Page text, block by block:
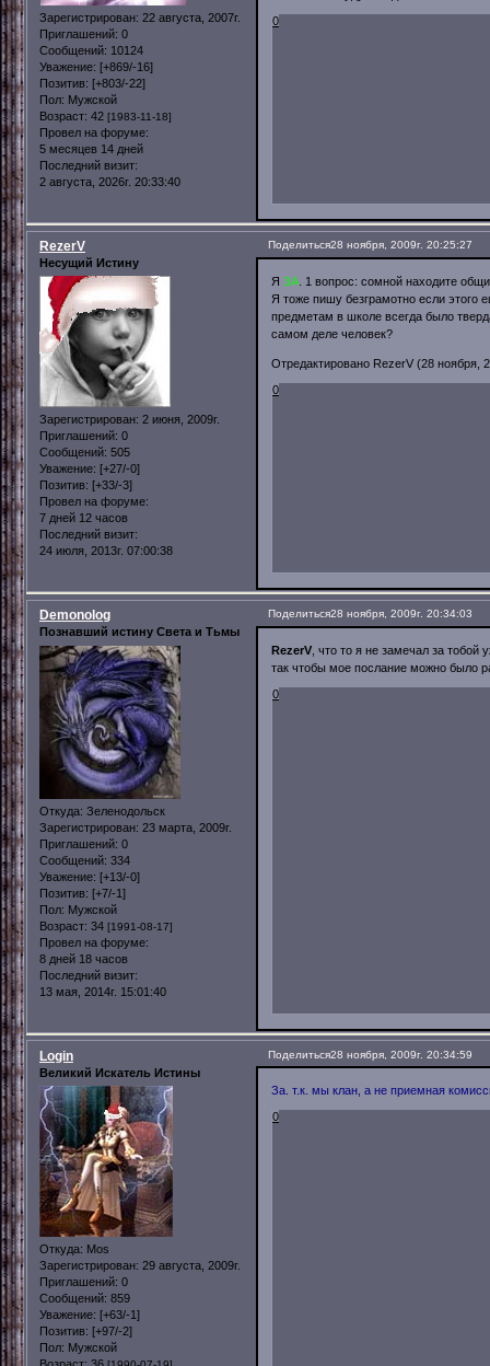
Зарегистрирован: 22 августа, 2007г.
Приглашений: 0
Сообщений: 10124
Уважение: [+869/-16]
Позитив: [+803/-22]
Пол: Мужской
Возраст: 42 [1983-11-18]
Провел на форуме:
5 месяцев 14 дней
Последний визит:
2 августа, 2026г. 20:33:40
0
Поделиться28 ноября, 2009г. 20:25:27
RezerV
Несущий Истину
Зарегистрирован: 2 июня, 2009г.
Приглашений: 0
Сообщений: 505
Уважение: [+27/-0]
Позитив: [+33/-3]
Провел на форуме:
7 дней 12 часов
Последний визит:
24 июля, 2013г. 07:00:38
Я ЗА . 1 вопрос: сомной находите
Я тоже пишу безграмотно если этого
предметам в школе всегда было
самом деле человек?
Отредактировано RezerV (28 ноября,
0
Поделиться28 ноября, 2009г. 20:34:03
Demonolog
Познавший истину Света и Тьмы
Откуда: Зеленодольск
Зарегистрирован: 23 марта, 2009г.
Приглашений: 0
Сообщений: 334
Уважение: [+13/-0]
Позитив: [+7/-1]
Пол: Мужской
Возраст: 34 [1991-08-17]
Провел на форуме:
8 дней 18 часов
Последний визит:
13 мая, 2014г. 15:01:40
RezerV , что то я не замечал за
так чтобы мое послание можно было
0
Поделиться28 ноября, 2009г. 20:34:59
Login
Великий Искатель Истины
Откуда: Mos
Зарегистрирован: 29 августа, 2009г.
Приглашений: 0
Сообщений: 859
Уважение: [+63/-1]
Позитив: [+97/-2]
Пол: Мужской
За. т.к. мы клан, а не приемная
0